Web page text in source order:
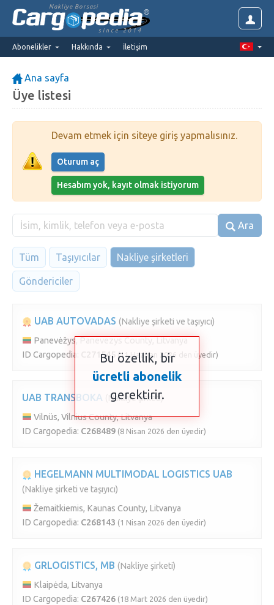
Nakliye Borsasi
since 2014
Abonelikler Hakkında İletişim
Ana sayfa
Üye listesi
Devam etmek için siteye giriş yapmalısınız.
Oturum aç
Hesabım yok, kayıt olmak istiyorum
Ara
Tüm Taşıyıcılar Nakliye şirketleri
Göndericiler
UAB AUTOVADAS (Nakliye şirketi ve taşıyıcı)
Panevėžys, Panevezys County, Litvanya
ID Cargopedia:
C271545 (11 Haziran 2026 den üyedir)
UAB TRANSBOKA
(Nakliye şirketi)
Vilnüs, Vilnius County, Litvanya
ID Cargopedia: C268489 (8 Nisan 2026 den üyedir)
HEGELMANN MULTIMODAL LOGISTICS UAB
(Nakliye şirketi ve taşıyıcı)
Žemaitkiemis, Kaunas County, Litvanya
ID Cargopedia: C268143 (1 Nisan 2026 den üyedir)
GRLOGISTICS, MB (Nakliye şirketi)
Klaipėda, Litvanya
ID Cargopedia: C267426 (18 Mart 2026 den üyedir)
Bu özellik, bir
ücretli abonelik
gerektirir.